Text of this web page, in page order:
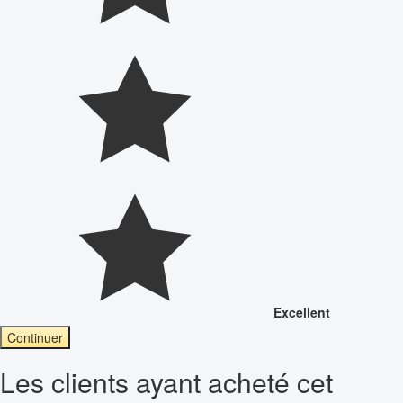
Excellent
Continuer
Les clients ayant acheté cet